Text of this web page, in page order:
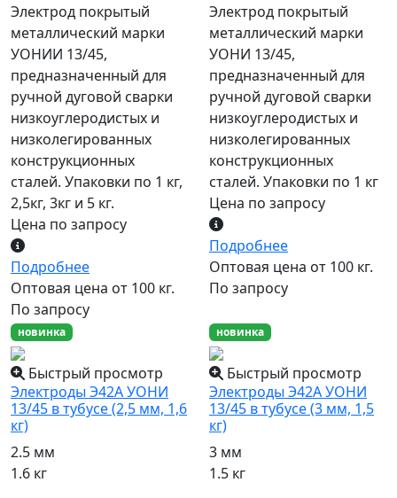
Электрод покрытый
металлический марки
УОНИИ 13/45,
предназначенный для
ручной дуговой сварки
низкоуглеродистых и
низколегированных
конструкционных
сталей. Упаковки по 1 кг,
2,5кг, 3кг и 5 кг.
Цена по запросу
Подробнее
Оптовая цена от 100 кг.
По запросу
Электрод покрытый
металлический марки
УОНИ 13/45,
предназначенный для
ручной дуговой сварки
низкоуглеродистых и
низколегированных
конструкционных
сталей. Упаковки по 1 кг
Цена по запросу
Подробнее
Оптовая цена от 100 кг.
По запросу
новинка
Быстрый просмотр
Электроды Э42А УОНИ
13/45 в тубусе (2,5 мм, 1,6
кг)
2.5 мм
1.6 кг
новинка
Быстрый просмотр
Электроды Э42А УОНИ
13/45 в тубусе (3 мм, 1,5
кг)
3 мм
1.5 кг